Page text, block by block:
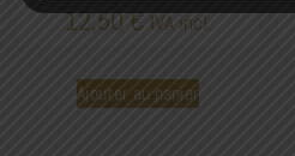
12,50€ IVA incl.
Ajouter au panier